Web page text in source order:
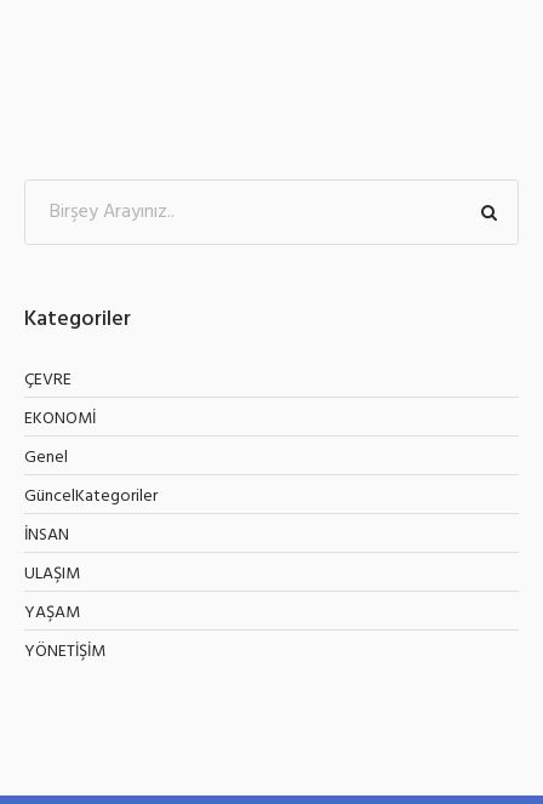
Kategoriler
ÇEVRE
EKONOMİ
Genel
GüncelKategoriler
İNSAN
ULAŞIM
YAŞAM
YÖNETİŞİM